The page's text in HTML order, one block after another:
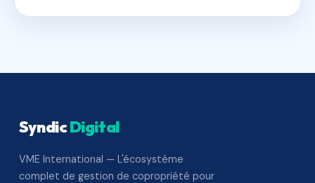
SyndicDigital
VME International — L'écosystème
complet de gestion de copropriété pour